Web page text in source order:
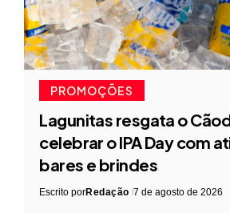
PROMOÇÕES
Lagunitas resgata o
celebrar o IPA Day com
bares e brindes
Escrito porRedação 7 de agosto de 2026